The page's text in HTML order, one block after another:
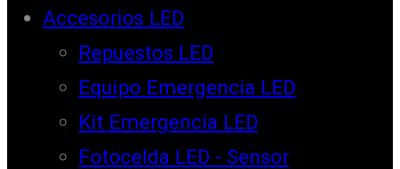
Accesorios LED
Repuestos LED
Equipo Emergencia LED
Kit Emergencia LED
Fotocelda LED - Sensor